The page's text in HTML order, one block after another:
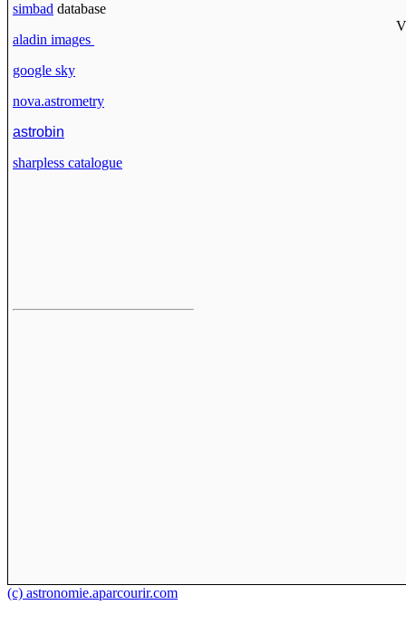
simbad database
aladin images
google sky
nova.astrometry
astrobin
sharpless catalogue
(c) astronomie.aparcourir.com